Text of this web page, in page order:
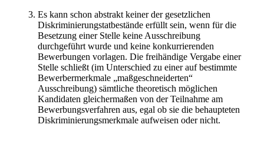
Es kann schon abstrakt keiner der gesetzlichen
Diskriminierungstatbestände erfüllt sein, wenn für die
Besetzung einer Stelle keine Ausschreibung
durchgeführt wurde und keine konkurrierenden
Bewerbungen vorlagen. Die freihändige Vergabe einer
Stelle schließt (im Unterschied zu einer auf bestimmte
Bewerbermerkmale „maßgeschneiderten“
Ausschreibung) sämtliche theoretisch möglichen
Kandidaten gleichermaßen von der Teilnahme am
Bewerbungsverfahren aus, egal ob sie die behaupteten
Diskriminierungsmerkmale aufweisen oder nicht.